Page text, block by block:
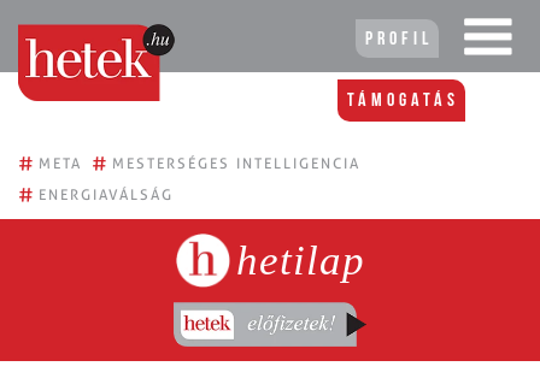
Profil
Támogatás
# META # MESTERSÉGES INTELLIGENCIA
# ENERGIAVÁLSÁG
hetilap